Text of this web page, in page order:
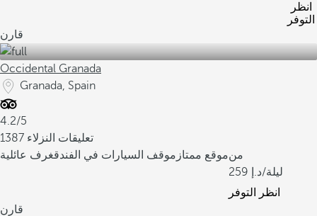
انظر
التوفر
قارن
Occidental Granada
Granada, Spain
4.2/5
1387 تعليقات النزلاء
موقع ممتاز موقف السيارات في الفندقغرف عائلية
من
259
/ليلة
انظر التوفر
قارن